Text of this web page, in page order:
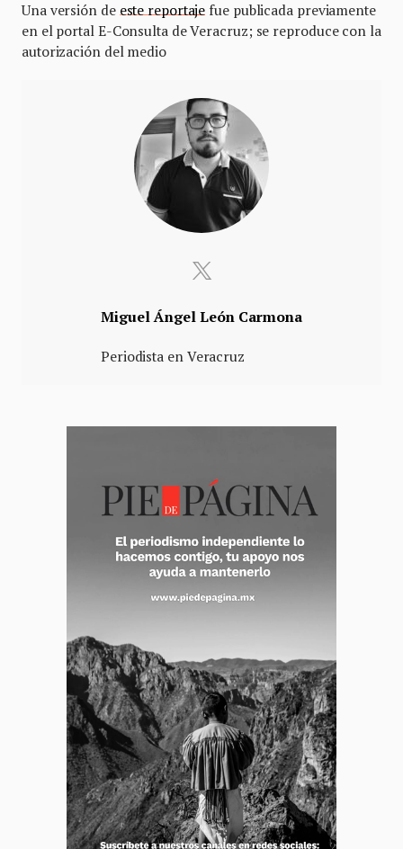
Una versión de este reportaje fue publicada previamente
en el portal E-Consulta de Veracruz; se reproduce con la
autorización del medio
Miguel Ángel León Carmona
Periodista en Veracruz